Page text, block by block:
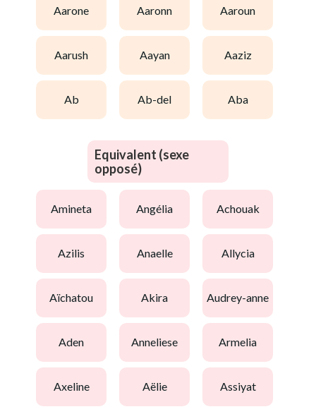
aarone aaronn aaroun
aarush aayan aaziz
ab ab-del aba
Equivalent (sexe
opposé)
amineta angélia achouak
azilis anaelle allycia
aïchatou akira audrey-anne
aden anneliese armelia
axeline aëlie assiyat